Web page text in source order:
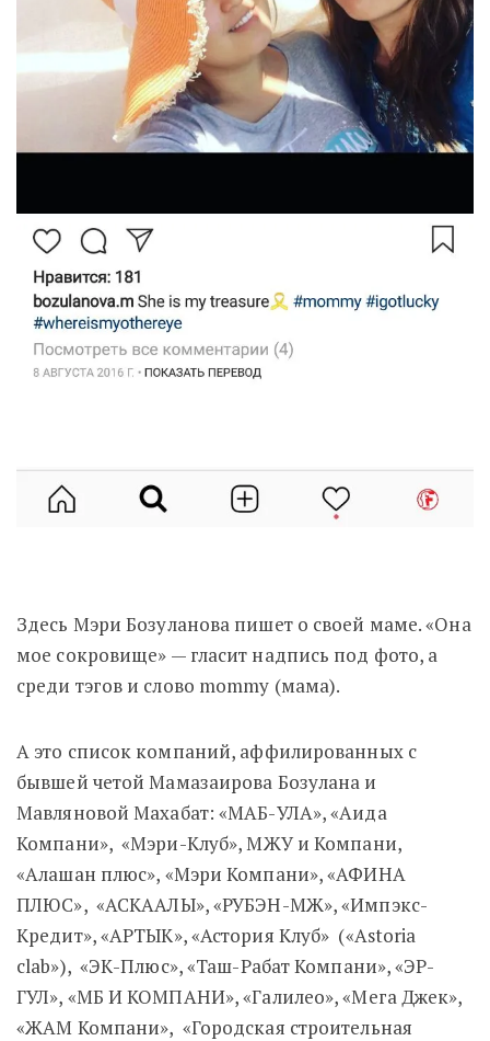
Здесь Мэри Бозуланова пишет о своей маме. «Она
мое сокровище» — гласит надпись под фото, а
среди тэгов и слово mommy (мама).
А это список компаний, аффилированных с
бывшей четой Мамазаирова Бозулана и
Мавляновой Махабат: «МАБ-УЛА», «Аида
Компани», «Мэри-Клуб», МЖУ и Компани,
«Алашан плюс», «Мэри Компани», «АФИНА
ПЛЮС», «АСКААЛЫ», «РУБЭН-МЖ», «Импэкс-
Кредит», «АРТЫК», «Астория Клуб» («Astoria
clab»), «ЭК-Плюс», «Таш-Рабат Компани», «ЭР-
ГУЛ», «МБ И КОМПАНИ», «Галилео», «Мега Джек»,
«ЖАМ Компани», «Городская строительная